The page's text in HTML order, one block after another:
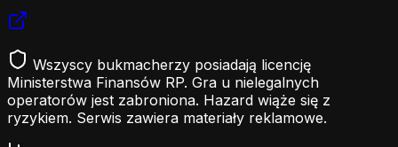
Wszyscy bukmacherzy posiadają licencję
Ministerstwa Finansów RP. Gra u nielegalnych
operatorów jest zabroniona. Hazard wiąże się z
ryzykiem. Serwis zawiera materiały reklamowe.